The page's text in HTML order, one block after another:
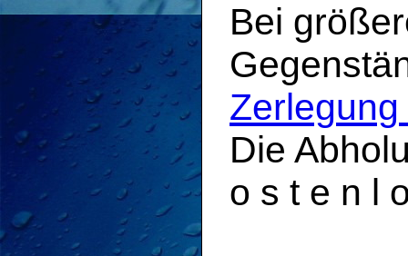
Bei
Die
o s t e n l